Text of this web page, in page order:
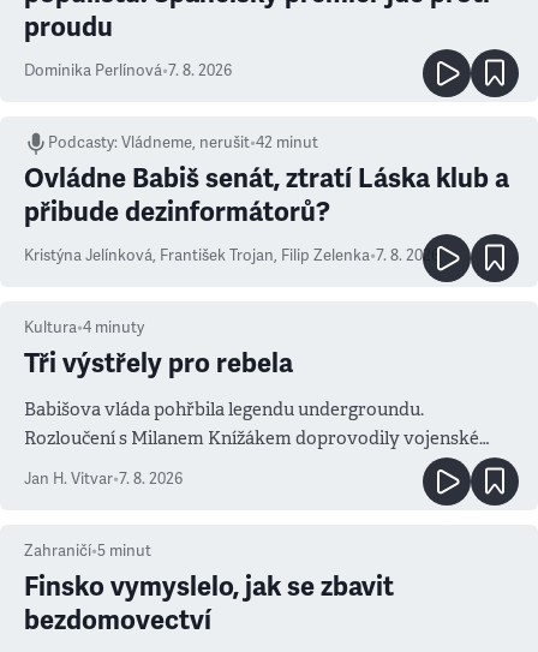
proudu
Dominika Perlínová•7. 8. 2026
Podcasty:Vládneme, nerušit•42 minut
Ovládne Babiš senát, ztratí Láska klub a
přibude dezinformátorů?
Kristýna Jelínková, František Trojan, Filip Zelenka•7. 8. 2026
Kultura•4 minuty
Tři výstřely pro rebela
Babišova vláda pohřbila legendu undergroundu.
Rozloučení s Milanem Knížákem doprovodily vojenské
Jan H. Vitvar•7. 8. 2026
Zahraničí•5 minut
Finsko vymyslelo, jak se zbavit
bezdomovectví